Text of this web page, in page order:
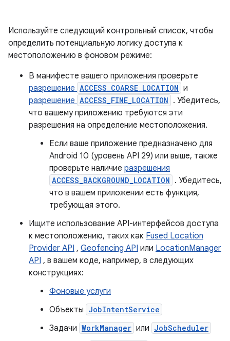
Используйте следующий контрольный список, чтобы
определить потенциальную логику доступа к
местоположению в фоновом режиме:
В манифесте вашего приложения проверьте
разрешение ACCESS_COARSE_LOCATION и
разрешение ACCESS_FINE_LOCATION . Убедитесь,
что вашему приложению требуются эти
разрешения на определение местоположения.
Если ваше приложение предназначено для
Android 10 (уровень API 29) или выше, также
проверьте наличие разрешения
ACCESS_BACKGROUND_LOCATION . Убедитесь,
что в вашем приложении есть функция,
требующая этого.
Ищите использование API-интерфейсов доступа
к местоположению, таких как Fused Location
Provider API , Geofencing API или LocationManager
API , в вашем коде, например, в следующих
конструкциях:
Фоновые услуги
Объекты JobIntentService
Задачи WorkManager или JobScheduler